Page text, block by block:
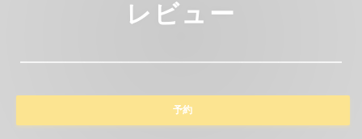
レビュー
予約